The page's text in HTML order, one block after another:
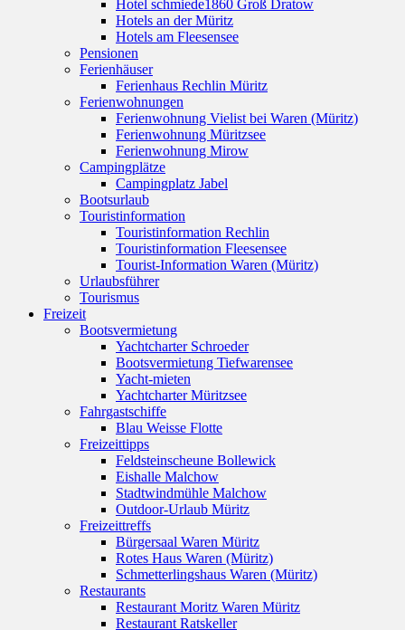
Hotel schmiede1860 Groß Dratow
Hotels an der Müritz
Hotels am Fleesensee
Pensionen
Ferienhäuser
Ferienhaus Rechlin Müritz
Ferienwohnungen
Ferienwohnung Vielist bei Waren (Müritz)
Ferienwohnung Müritzsee
Ferienwohnung Mirow
Campingplätze
Campingplatz Jabel
Bootsurlaub
Touristinformation
Touristinformation Rechlin
Touristinformation Fleesensee
Tourist-Information Waren (Müritz)
Urlaubsführer
Tourismus
Freizeit
Bootsvermietung
Yachtcharter Schroeder
Bootsvermietung Tiefwarensee
Yacht-mieten
Yachtcharter Müritzsee
Fahrgastschiffe
Blau Weisse Flotte
Freizeittipps
Feldsteinscheune Bollewick
Eishalle Malchow
Stadtwindmühle Malchow
Outdoor-Urlaub Müritz
Freizeittreffs
Bürgersaal Waren Müritz
Rotes Haus Waren (Müritz)
Schmetterlingshaus Waren (Müritz)
Restaurants
Restaurant Moritz Waren Müritz
Restaurant Ratskeller